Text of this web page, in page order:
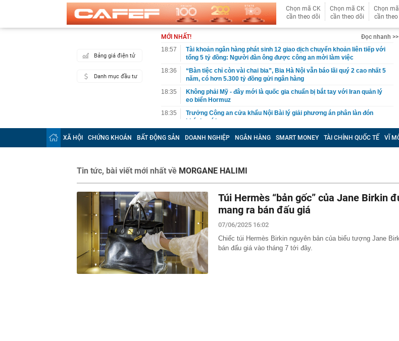
Chọn mã CK
cần theo dõi
Chọn mã CK
cần theo dõi
Chọn
cần theo
Bảng giá điện tử
Danh mục đầu tư
MỚI NHẤT!
Đọc nhanh >>
18:57
Tài khoản ngân hàng phát sinh 12 giao dịch chuyển khoản liên tiếp với
tổng 5 tỷ đồng: Người đàn ông được công an mời làm việc
18:36
“Bàn tiệc chỉ còn vài chai bia”, Bia Hà Nội vẫn báo lãi quý 2 cao nhất 5
năm, có hơn 5.300 tỷ đồng gửi ngân hàng
18:35
Không phải Mỹ - đây mới là quốc gia chuẩn bị bắt tay với Iran quản lý
eo biển Hormuz
18:35
Trưởng Công an cửa khẩu Nội Bài lý giải phương án phân làn đón
khách mới
18:30
Xuất hiện diễn biến mới xung quanh dự án đường sắt cao tốc hơn 7 tỷ
USD do Trung Quốc đầu tư: Khoản nợ khủng sẽ đi về đâu?
18:27
Sao nữ mất 2,7 tỷ vì đầu tư chứng khoán, tuyên bố phá sản và phải
18:26
Bất ngờ: Huấn Hoa Hồng từng là Chủ tịch công ty bất động sản với
slogan nổi tiếng “có làm thì mới có ăn”
18:26
Vì sao nhiều gia đình ngày càng thích dùng máy sấy quần áo?
18:08
QR thanh toán xuyên biên giới - lợi thế cạnh tranh mới của hộ kinh
doanh phục vụ khách quốc tế
18:05
Vì sao bạn chăm chỉ nhưng tiền vẫn chưa nhiều? Tháng 8, 3 con giáp
được dự báo sẽ tìm đúng hướng để bứt phá tài chính
18:02
Thừa kế ngôi nhà cũ, người đàn ông phát hiện 100 kg vàng giấu khắp
nơi, trị giá hơn 105 tỷ đồng
XÃ HỘI CHỨNG KHOÁN BẤT ĐỘNG SẢN DOANH NGHIỆP NGÂN HÀNG SMART MONEY TÀI CHÍNH QUỐC TẾ VĨ
Tin tức, bài viết mới nhất về MORGANE HALIMI
Túi Hermès “bản gốc” của Jane Birkin
mang ra bán đấu giá
07/06/2025 16:02
Chiếc túi Hermès Birkin nguyên bản của biểu tượng Jane
bán đấu giá vào tháng 7 tới đây.